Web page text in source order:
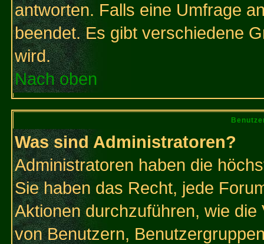
antworten. Falls eine Umfrage
beendet. Es gibt verschiedene
wird.
Nach oben
Was sind Administratoren?
Administratoren haben die
Sie haben das Recht, jede
Aktionen durchzuführen, wie
von Benutzern,